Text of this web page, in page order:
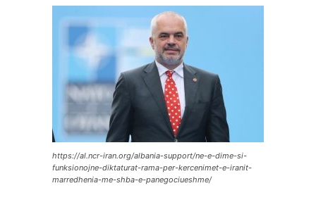
https://al.ncr-iran.org/albania-support/ne-e-dime-si-
funksionojne-diktaturat-rama-per-kercenimet-e-iranit-
marredhenia-me-shba-e-panegociueshme/